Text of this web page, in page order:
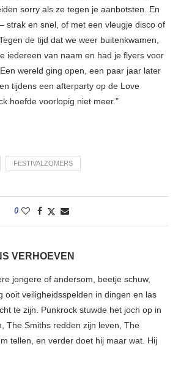
sorry als ze tegen je aanbotsten. En
strak en snel, of met een vleugje disco of
de tijd dat we weer buitenkwamen,
iedereen van naam en had je flyers voor
wereld ging open, een paar jaar later
tijdens een afterparty op de Love
hoefde voorlopig niet meer.”
FESTIVALZOMERS
0
VERHOEVEN
jongere of andersom, beetje schuw,
ooit veiligheidsspelden in dingen en las
te zijn. Punkrock stuwde het joch op in
The Smiths redden zijn leven, The
tellen, en verder doet hij maar wat. Hij